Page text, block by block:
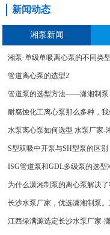
新闻动态
湘泵新闻
湘泵·单级单吸离心泵的不同类
管道离心泵的选型2
管道泵的选型方法——潇湘制泵
耐腐蚀化工离心泵那么多种，
水泵离心泵如何选型 水泵厂家-
S型双吸中开泵与SH型泵的区
ISG管道泵和GDL多级泵的选型
为什么潇湘制泵的离心泵解决了
长沙水泵厂家，优选潇湘制泵
江西绿满源选定长沙水泵厂家-